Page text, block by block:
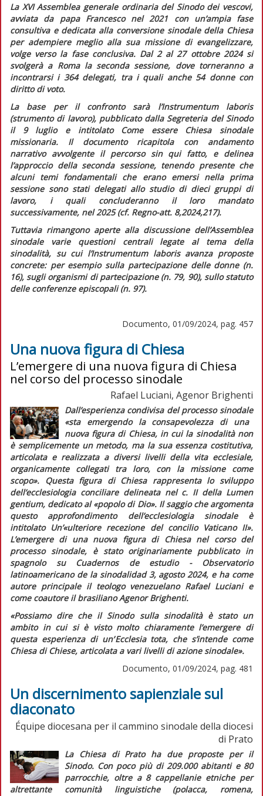
La XVI Assemblea generale ordinaria del Sinodo dei vescovi,
avviata da papa Francesco nel 2021 con un’ampia fase
consultiva e dedicata alla conversione sinodale della Chiesa
per adempiere meglio alla sua missione di evangelizzare,
volge verso la fase conclusiva. Dal 2 al 27 ottobre 2024 si
svolgerà a Roma la seconda sessione, dove torneranno a
incontrarsi i 364 delegati, tra i quali anche 54 donne con
diritto di voto.
La base per il confronto sarà l’Instrumentum laboris
(strumento di lavoro), pubblicato dalla Segreteria del Sinodo
il 9 luglio e intitolato Come essere Chiesa sinodale
missionaria. Il documento ricapitola con andamento
narrativo avvolgente il percorso sin qui fatto, e delinea
l’approccio della seconda sessione, tenendo presente che
alcuni temi fondamentali che erano emersi nella prima
sessione sono stati delegati allo studio di dieci gruppi di
lavoro, i quali concluderanno il loro mandato
successivamente, nel 2025 (cf. Regno-att. 8,2024,217).
Tuttavia rimangono aperte alla discussione dell’Assemblea
sinodale varie questioni centrali legate al tema della
sinodalità, su cui l’Instrumentum laboris avanza proposte
concrete: per esempio sulla partecipazione delle donne (n.
16), sugli organismi di partecipazione (n. 79, 90), sullo statuto
delle conferenze episcopali (n. 97).
Documento, 01/09/2024, pag. 457
Una nuova figura di Chiesa
L’emergere di una nuova figura di Chiesa
nel corso del processo sinodale
Rafael Luciani, Agenor Brighenti
Dall’esperienza condivisa del processo sinodale
«sta emergendo la consapevolezza di una
nuova figura di Chiesa, in cui la sinodalità non
è semplicemente un metodo, ma la sua essenza costitutiva,
articolata e realizzata a diversi livelli della vita ecclesiale,
organicamente collegati tra loro, con la missione come
scopo».
Questa figura di Chiesa rappresenta lo sviluppo
dell’ecclesiologia conciliare delineata nel c. II della Lumen
gentium, dedicato al «popolo di Dio». Il saggio che argomenta
questo approfondimento dell’ecclesiologia sinodale è
intitolato Un’«ulteriore recezione del concilio Vaticano II».
L’emergere di una nuova figura di Chiesa nel corso del
processo sinodale, è stato originariamente pubblicato in
spagnolo su
Cuadernos de estudio - Observatorio
latinoamericano de la sinodalidad3, agosto 2024, e ha come
autore principale il teologo venezuelano Rafael Luciani e
come coautore il brasiliano Agenor Brighenti.
«Possiamo dire che il Sinodo sulla sinodalità è stato un
ambito in cui si è visto molto chiaramente l’emergere di
questa esperienza di un’Ecclesia tota, che s’intende come
Chiesa di Chiese, articolata a vari livelli di azione sinodale».
Documento, 01/09/2024, pag. 481
Un discernimento sapienziale sul
diaconato
Équipe diocesana per il cammino sinodale della diocesi
di Prato
La Chiesa di Prato ha due proposte per il
Sinodo. Con poco più di 209.000 abitanti e 80
parrocchie, oltre a 8 cappellanie etniche per
altrettante comunità linguistiche (polacca, romena,